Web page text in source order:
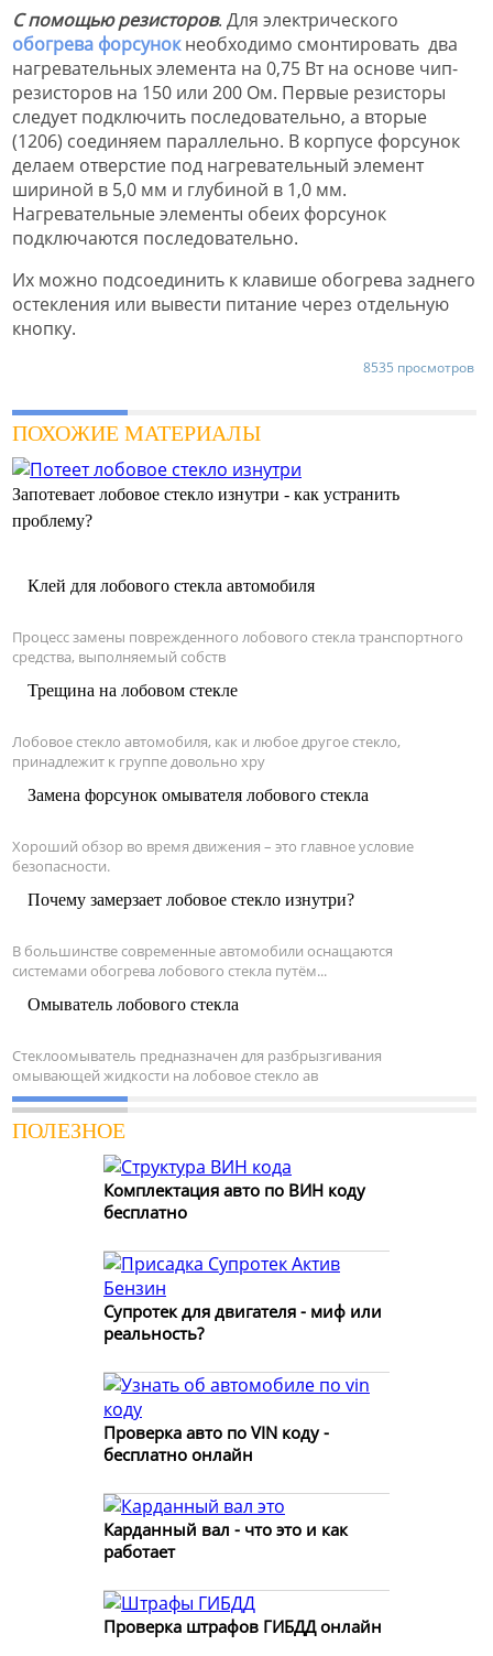
С помощью резисторов. Для электрического
обогрева форсунокнеобходимо смонтировать два
нагревательных элемента на 0,75 Вт на основе чип-
резисторов на 150 или 200 Ом. Первые резисторы
следует подключить последовательно, а вторые
(1206) соединяем параллельно. В корпусе форсунок
делаем отверстие под нагревательный элемент
шириной в 5,0 мм и глубиной в 1,0 мм.
Нагревательные элементы обеих форсунок
подключаются последовательно.
Их можно подсоединить к клавише обогрева заднего
остекления или вывести питание через отдельную
кнопку.
8535 просмотров
ПОХОЖИЕ МАТЕРИАЛЫ
Запотевает лобовое стекло изнутри - как устранить
проблему?
Клей для лобового стекла автомобиля
Процесс замены поврежденного лобового стекла транспортного
средства, выполняемый собств
Трещина на лобовом стекле
Лобовое стекло автомобиля, как и любое другое стекло,
принадлежит к группе довольно хру
Замена форсунок омывателя лобового стекла
Хороший обзор во время движения – это главное условие
безопасности.
Почему замерзает лобовое стекло изнутри?
В большинстве современные автомобили оснащаются
системами обогрева лобового стекла путём...
Омыватель лобового стекла
Стеклоомыватель предназначен для разбрызгивания
омывающей жидкости на лобовое стекло ав
ПОЛЕЗНОЕ
Комплектация авто по ВИН коду
бесплатно
Супротек для двигателя - миф или
реальность?
Проверка авто по VIN коду -
бесплатно онлайн
Карданный вал - что это и как
работает
Проверка штрафов ГИБДД онлайн